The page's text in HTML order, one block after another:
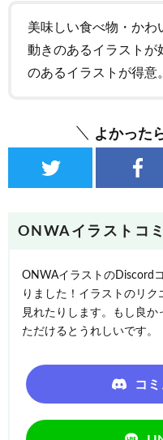
美味しい食べ物・かわ
動きのあるイラストが
のあるイラストが得意。
よかった
ONWAイラストコ
ONWAイラストのDiscord
りました！イラストのリ
見れたりします。もし良
ただけるとうれしいです。
コ